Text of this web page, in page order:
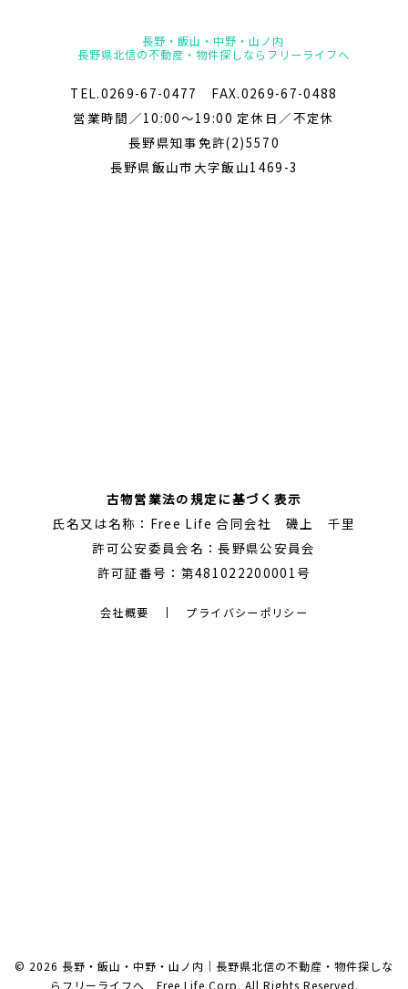
長野・飯山・中野・山ノ内
長野県北信の不動産・物件探しならフリーライフへ
TEL.0269-67-0477 FAX.0269-67-0488
営業時間／10:00～19:00 定休日／不定休
長野県知事免許(2)5570
長野県飯山市大字飯山1469-3
古物営業法の規定に基づく表示
氏名又は名称：Free Life 合同会社 磯上 千里
許可公安委員会名：長野県公安員会
許可証番号：第481022200001号
会社概要 プライバシーポリシー
© 2026 長野・飯山・中野・山ノ内｜長野県北信の不動産・物件探しな
らフリーライフへ Free Life Corp. All Rights Reserved.